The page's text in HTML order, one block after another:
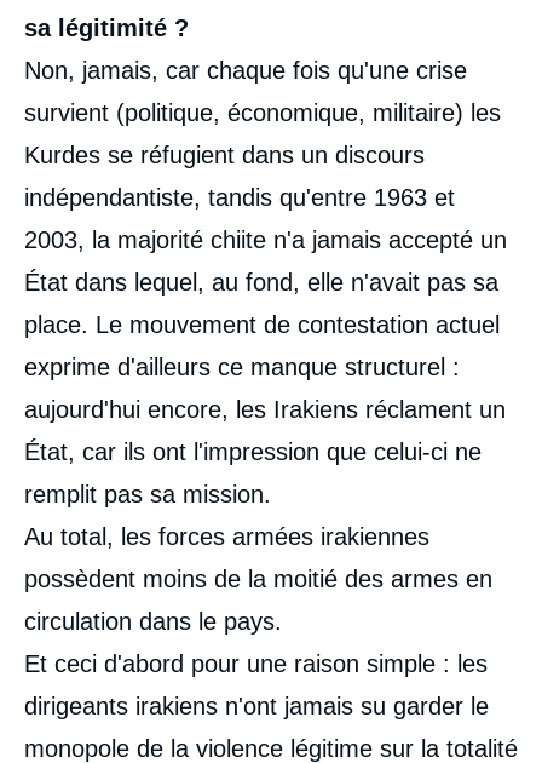
sa légitimité ?
Non, jamais, car chaque fois qu'une crise
survient (politique, économique, militaire) les
Kurdes se réfugient dans un discours
indépendantiste, tandis qu'entre 1963 et
2003, la majorité chiite n'a jamais accepté un
État dans lequel, au fond, elle n'avait pas sa
place. Le mouvement de contestation actuel
exprime d'ailleurs ce manque structurel :
aujourd'hui encore, les Irakiens réclament un
État, car ils ont l'impression que celui-ci ne
remplit pas sa mission.
Au total, les forces armées irakiennes
possèdent moins de la moitié des armes en
circulation dans le pays.
Et ceci d'abord pour une raison simple : les
dirigeants irakiens n'ont jamais su garder le
monopole de la violence légitime sur la totalité